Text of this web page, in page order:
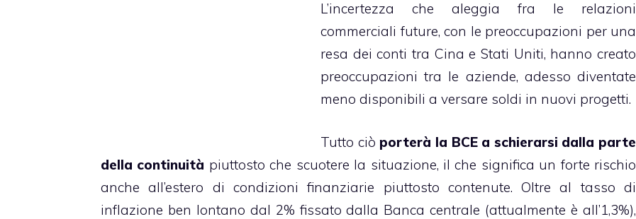
L’incertezza che aleggia fra le relazioni
commerciali future, con le preoccupazioni per una
resa dei conti tra Cina e Stati Uniti, hanno creato
preoccupazioni tra le aziende, adesso diventate
meno disponibili a versare soldi in nuovi progetti.
Tutto ciò porterà la BCE a schierarsi dalla parte
della continuità piuttosto che scuotere la situazione, il che significa un forte rischio
anche all’estero di condizioni finanziarie piuttosto contenute. Oltre al tasso di
inflazione ben lontano dal 2% fissato dalla Banca centrale (attualmente è all’1,3%),